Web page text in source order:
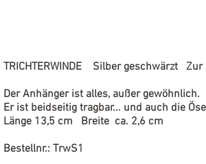
TRICHTERWINDE Silber geschwärzt
Der Anhänger ist alles, außer gewöhnlich.
Er ist beidseitig tragbar... und auch die
Länge 13,5 cm Breite ca. 2,6 cm
Bestellnr.: TrwS1